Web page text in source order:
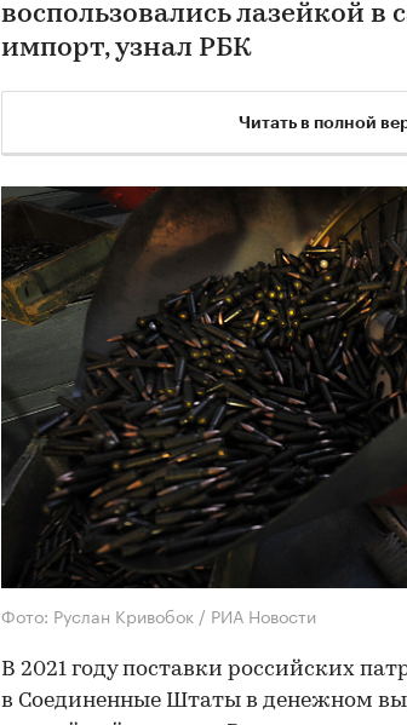
воспользовались лазейкой в
импорт, узнал РБК
Читать в полной
Фото: Руслан Кривобок / РИА Новости
В 2021 году поставки российских
в Соединенные Штаты в денежном